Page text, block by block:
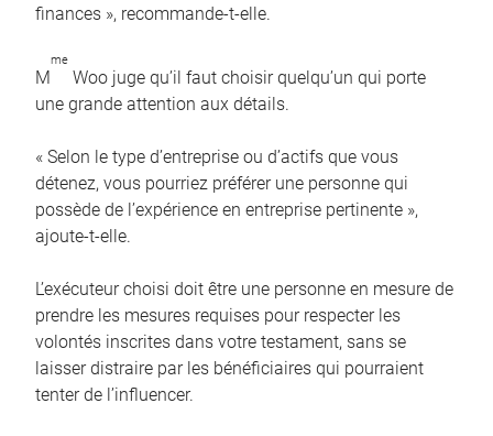
finances », recommande-t-elle.
M
me
Woo juge qu’il faut choisir quelqu’un qui porte
une grande attention aux détails.
« Selon le type d’entreprise ou d’actifs que vous
détenez, vous pourriez préférer une personne qui
possède de l’expérience en entreprise pertinente »,
ajoute-t-elle.
L’exécuteur choisi doit être une personne en mesure de
prendre les mesures requises pour respecter les
volontés inscrites dans votre testament, sans se
laisser distraire par les bénéficiaires qui pourraient
tenter de l’influencer.